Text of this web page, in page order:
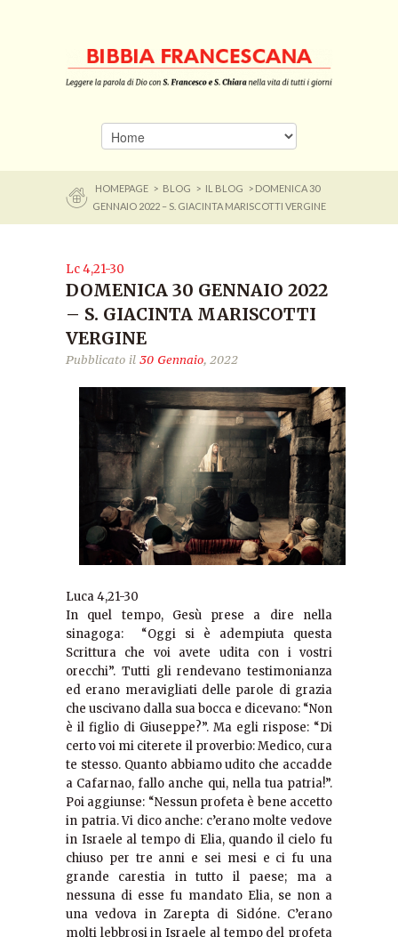
HOMEPAGE > BLOG > IL BLOG
> DOMENICA 30
GENNAIO 2022 – S. GIACINTA MARISCOTTI VERGINE
Lc 4,21-30
DOMENICA 30 GENNAIO 2022
– S. GIACINTA MARISCOTTI
VERGINE
Pubblicato il 30 Gennaio, 2022
Luca 4,21-30
In quel tempo, Gesù prese a dire nella
sinagoga: “Oggi si è adempiuta questa
Scrittura che voi avete udita con i vostri
orecchi”. Tutti gli rendevano testimonianza
ed erano meravigliati delle parole di grazia
che uscivano dalla sua bocca e dicevano: “Non
è il figlio di Giuseppe?”. Ma egli rispose: “Di
certo voi mi citerete il proverbio: Medico, cura
te stesso. Quanto abbiamo udito che accadde
a Cafarnao, fallo anche qui, nella tua patria!”.
Poi aggiunse: “Nessun profeta è bene accetto
in patria. Vi dico anche: c’erano molte vedove
in Israele al tempo di Elia, quando il cielo fu
chiuso per tre anni e sei mesi e ci fu una
grande carestia in tutto il paese; ma a
nessuna di esse fu mandato Elia, se non a
una vedova in Zarepta di Sidóne. C’erano
molti lebbrosi in Israele al tempo del profeta